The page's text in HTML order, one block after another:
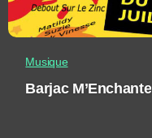
Musique
Barjac M’Enchante